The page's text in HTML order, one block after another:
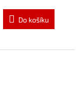
Do košíku